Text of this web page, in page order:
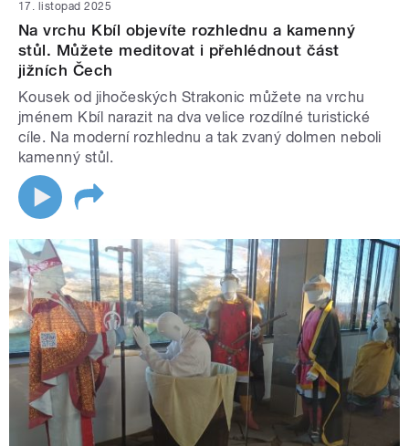
17. listopad 2025
Na vrchu Kbíl objevíte rozhlednu a kamenný
stůl. Můžete meditovat i přehlédnout část
jižních Čech
Kousek od jihočeských Strakonic můžete na vrchu
jménem Kbíl narazit na dva velice rozdílné turistické
cíle. Na moderní rozhlednu a tak zvaný dolmen neboli
kamenný stůl.